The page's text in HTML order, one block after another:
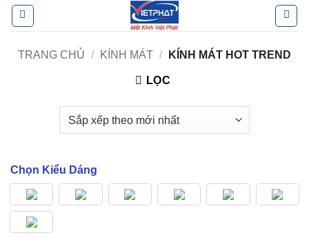
Bỏ
qua
dungTRANG CHỦ / KÍNH MÁT / KÍNH MÁT HOT TREND
LỌC
Chọn Kiểu Dáng